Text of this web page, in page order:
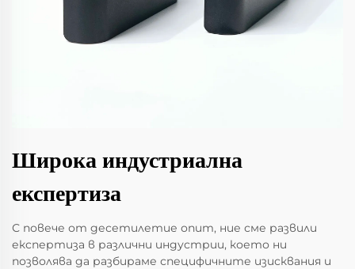
Широка индустриална
експертиза
С повече от десетилетие опит, ние сме развили
експертиза в различни индустрии, което ни
позволява да разбираме специфичните изисквания и